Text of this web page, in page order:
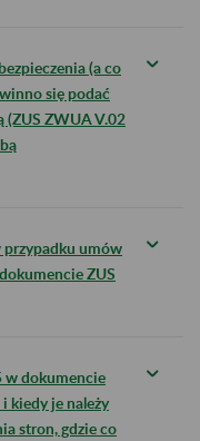
(a co
się podać
(ZUS ZWUA V.02
przypadku umów
ZUS
w dokumencie
kiedy je należy
stron, gdzie co